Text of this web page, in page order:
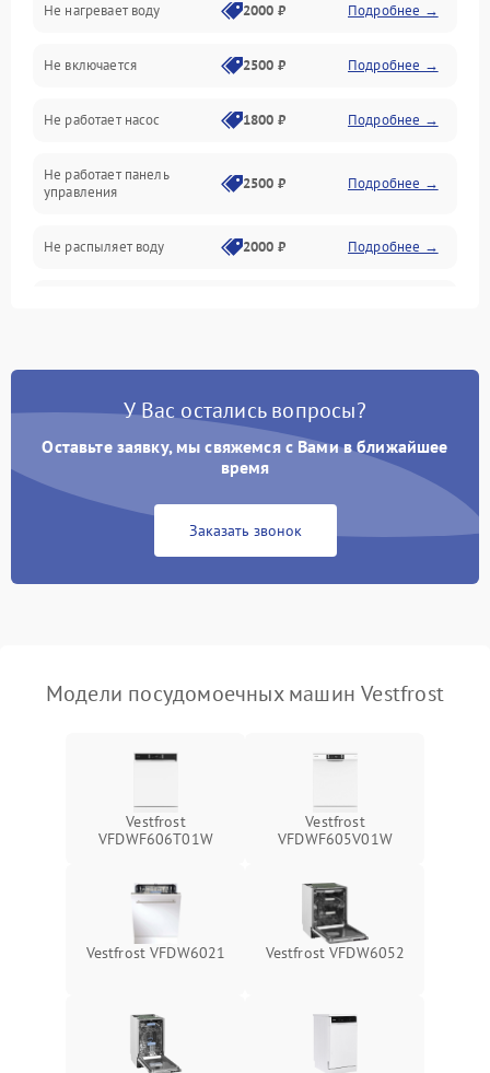
Датчики
Нагрев
Вода
Гигиена
Программное обеспечение
Не нагревает воду 2000 ₽ Подробнее →
Не включается 2500 ₽ Подробнее →
Не работает насос 1800 ₽ Подробнее →
Не работает панель
управления
2500 ₽ Подробнее →
Не распыляет воду 2000 ₽ Подробнее →
Проблемы с набором
Не работает сушилка 2100 ₽ Подробнее →
Сбои в работе таймера 1700 ₽
У Вас остались вопросы?
Оставьте заявку, мы свяжемся с Вами в ближайшее
время
Заказать звонок
Модели посудомоечных машин Vestfrost
Vestfrost
VFDWF606T01W
Vestfrost
VFDWF605V01W
Vestfrost VFDW6021 Vestfrost VFDW6052